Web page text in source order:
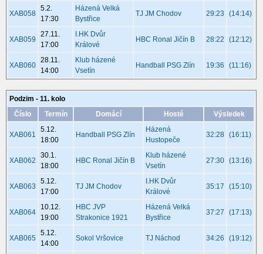
XAB058
5.2.
17:30
Házená Velká
Bystřice
TJ JM Chodov 29:23 (14:14)
XAB059
27.11.
17:00
I.HK Dvůr
Králové
HBC Ronal Jičín B 28:22 (12:12)
XAB060
28.11.
14:00
Klub házené
Vsetín
Handball PSG Zlín 19:36 (11:16)
Podzim - 11. kolo
Číslo
Termín Domácí Hosté Výsledek
XAB061
5.12.
18:00
Handball PSG Zlín
Házená
Hustopeče
32:28 (16:11)
XAB062
30.1.
18:00
HBC Ronal Jičín B
Klub házené
Vsetín
27:30 (13:16)
XAB063
5.12.
17:00
TJ JM Chodov
I.HK Dvůr
Králové
35:17 (15:10)
XAB064
10.12.
19:00
HBC JVP
Strakonice 1921
Házená Velká
Bystřice
37:27 (17:13)
XAB065
5.12.
14:00
Sokol Vršovice TJ Náchod 34:26 (19:12)